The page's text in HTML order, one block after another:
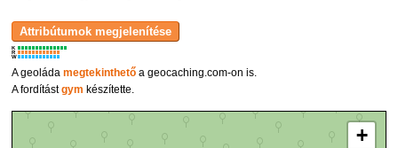
K
R
W
A geoládamegtekinthető a geocaching.com-on is.
A fordítástgym készítette.
+